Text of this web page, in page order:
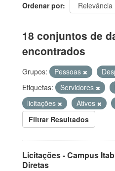
Ordenar por
18 conjuntos de
encontrados
Grupos: Pessoas
Etiquetas:
Servidores
licitações
Ativos
Filtrar Resultados
Licitações - Campus
Diretas